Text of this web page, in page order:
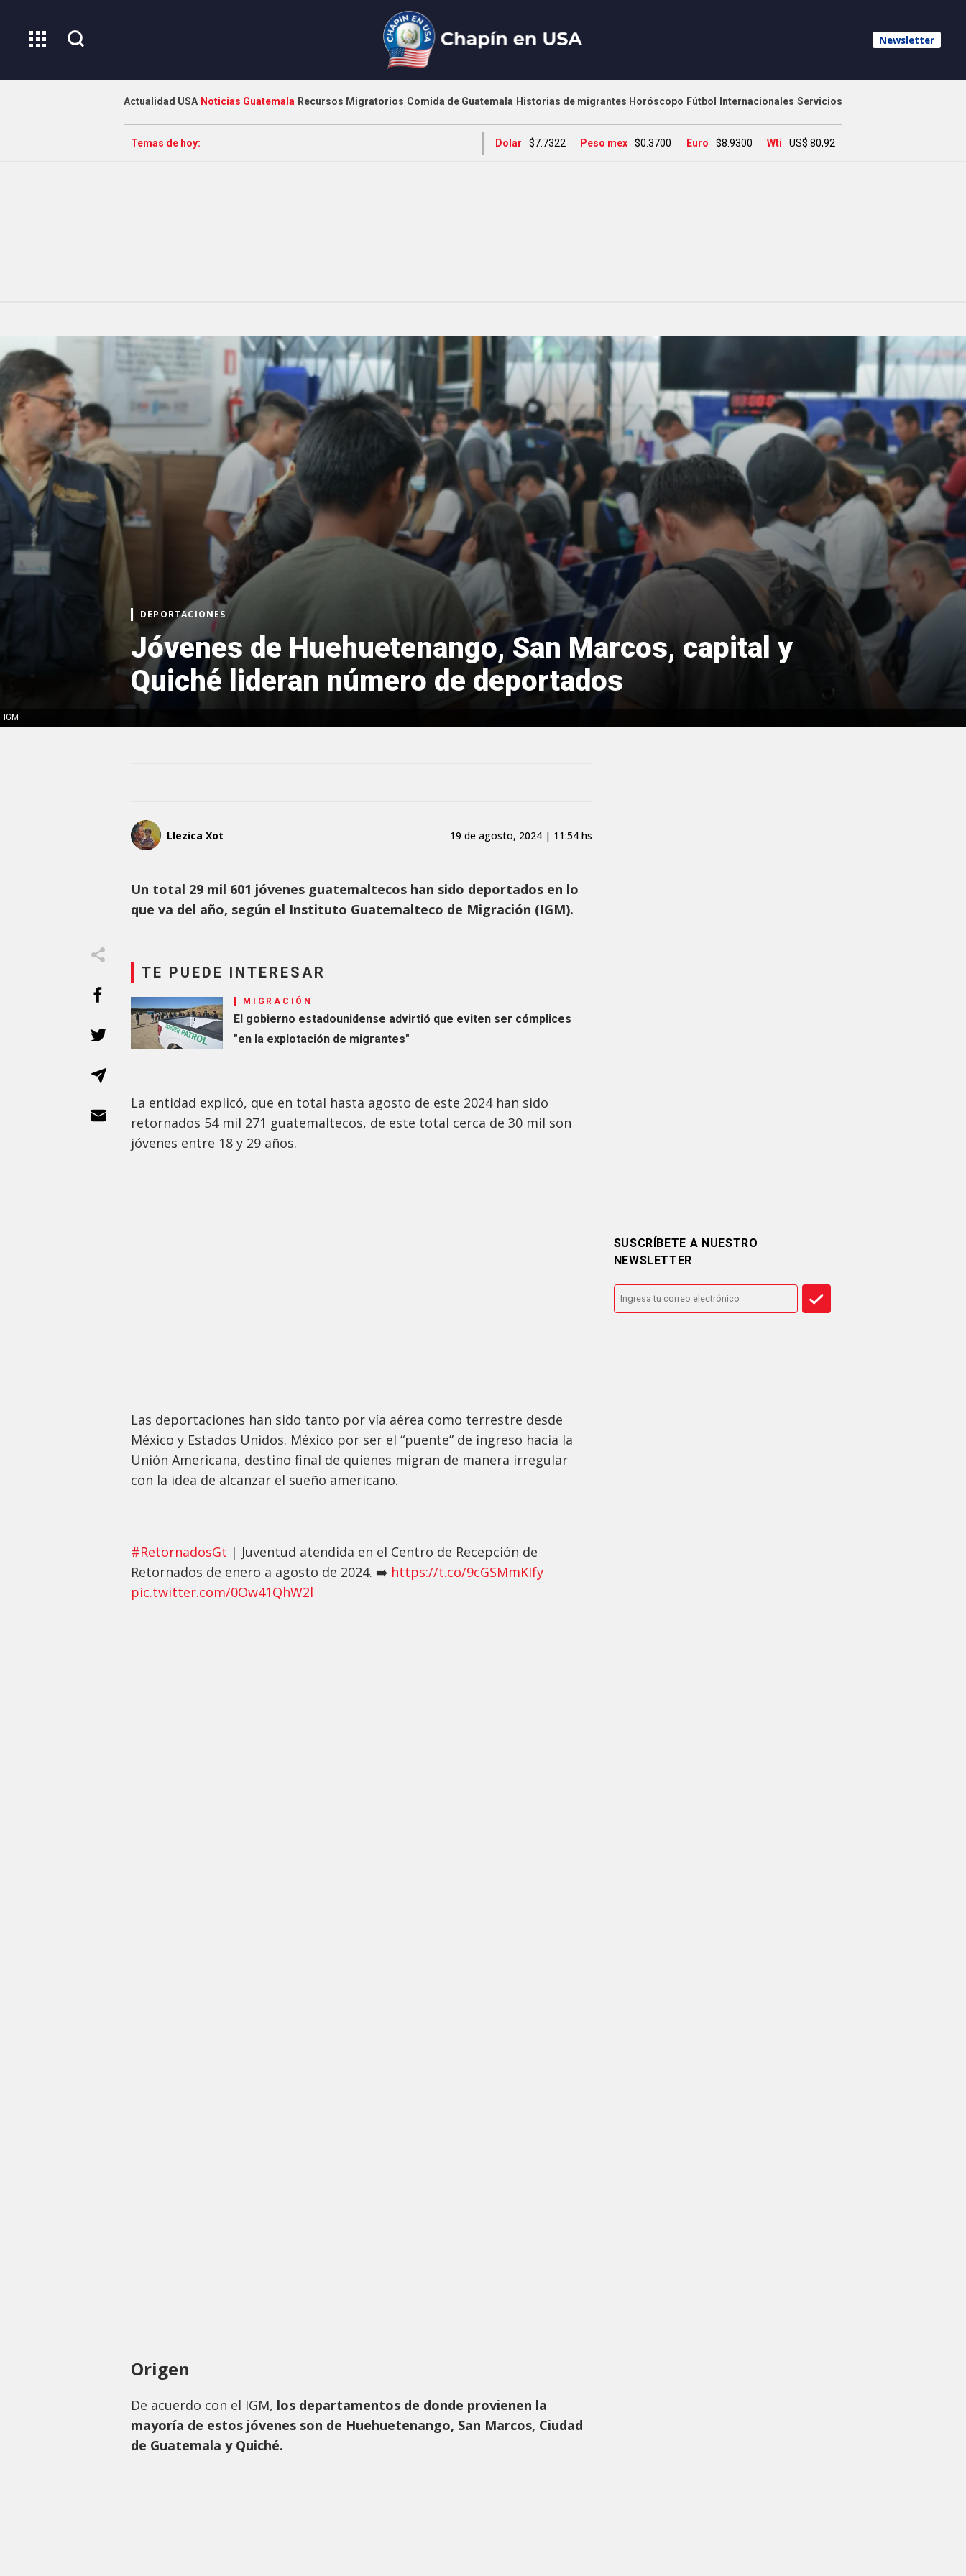
Newsletter
Actualidad USA Noticias Guatemala Recursos Migratorios Comida de Guatemala Historias de migrantes Horóscopo Fútbol Internacionales Servicios
Temas de hoy: Dolar $7.7322 Peso mex $0.3700 Euro $8.9300 Wti US$ 80,92
IGM
DEPORTACIONES
Jóvenes de Huehuetenango, San Marcos, capital y
Quiché lideran número de deportados
Llezica Xot 19 de agosto, 2024 | 11:54 hs
Un total 29 mil 601 jóvenes guatemaltecos han sido deportados en lo
que va del año, según el Instituto Guatemalteco de Migración (IGM).
TE PUEDE INTERESAR
MIGRACIÓN
El gobierno estadounidense advirtió que eviten ser cómplices
"en la explotación de migrantes"
La entidad explicó, que en total hasta agosto de este 2024 han sido
retornados 54 mil 271 guatemaltecos, de este total cerca de 30 mil son
jóvenes entre 18 y 29 años.
Las deportaciones han sido tanto por vía aérea como terrestre desde
México y Estados Unidos. México por ser el “puente” de ingreso hacia la
Unión Americana, destino final de quienes migran de manera irregular
con la idea de alcanzar el sueño americano.
#RetornadosGt | Juventud atendida en el Centro de Recepción de
Retornados de enero a agosto de 2024. ➡️ https://t.co/9cGSMmKIfy
pic.twitter.com/0Ow41QhW2l
Origen
De acuerdo con el IGM, los departamentos de donde provienen la
mayoría de estos jóvenes son de Huehuetenango, San Marcos, Ciudad
de Guatemala y Quiché.
SUSCRÍBETE A NUESTRO
NEWSLETTER